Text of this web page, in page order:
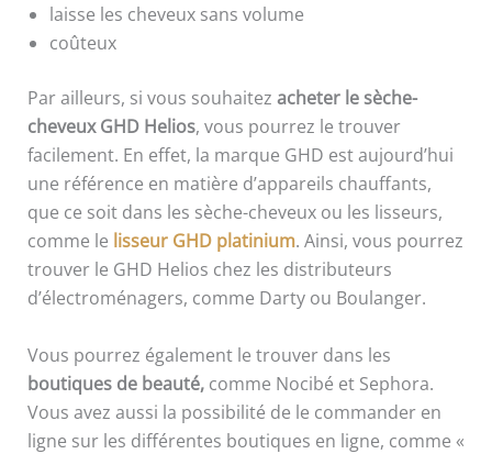
laisse les cheveux sans volume
coûteux
Par ailleurs, si vous souhaitez acheter le sèche-
cheveux GHD Helios, vous pourrez le trouver
facilement. En effet, la marque GHD est aujourd’hui
une référence en matière d’appareils chauffants,
que ce soit dans les sèche-cheveux ou les lisseurs,
comme le lisseur GHD platinium. Ainsi, vous pourrez
trouver le GHD Helios chez les distributeurs
d’électroménagers, comme Darty ou Boulanger.
Vous pourrez également le trouver dans les
boutiques de beauté, comme Nocibé et Sephora.
Vous avez aussi la possibilité de le commander en
ligne sur les différentes boutiques en ligne, comme «